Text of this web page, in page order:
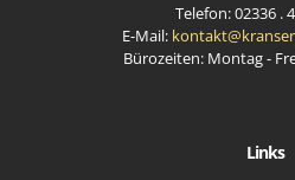
Telefon:02336 .
E-Mail:
Bürozeiten: Montag -
Links